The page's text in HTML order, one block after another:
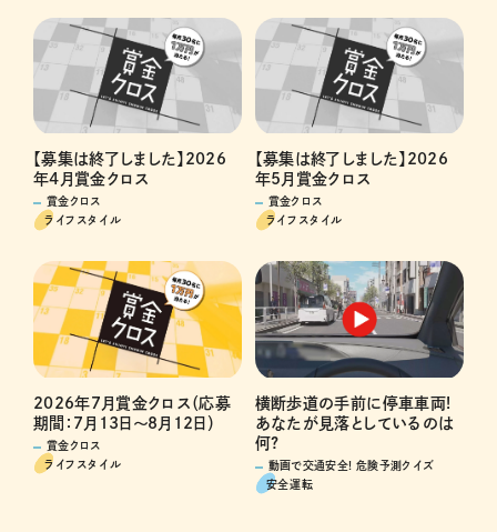
【募集は終了しました】2026
年4月賞金クロス
賞金クロス
ライフスタイル
【募集は終了しました】2026
年5月賞金クロス
賞金クロス
ライフスタイル
2026年7月賞金クロス（応募
期間：7月13日～8月12日）
賞金クロス
ライフスタイル
横断歩道の手前に停車車両!
あなたが見落としているのは
何?
動画で交通安全! 危険予測クイズ
安全運転